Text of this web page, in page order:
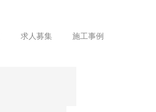
求人募集 施工事例